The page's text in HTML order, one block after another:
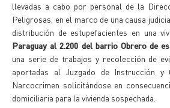
llevadas a cabo por personal de la
Peligrosas, en el marco de una causa
distribución de estupefacientes en una
Paraguay al 2.200 del barrio Obrero de
una serie de trabajos y recolección de
aportadas al Juzgado de Instrucción y
Narcocrimen solicitándose en
domiciliaria para la vivienda sospechada.